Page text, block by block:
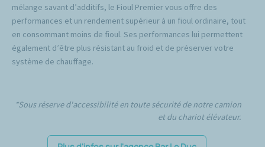
mélange savant d’additifs, le Fioul Premier vous offre des
performances et un rendement supérieur à un fioul ordinaire, tout
en consommant moins de fioul. Ses performances lui permettent
également d’être plus résistant au froid et de préserver votre
système de chauffage.
*Sous réserve d'accessibilité en toute sécurité de notre camion
et du chariot élévateur.